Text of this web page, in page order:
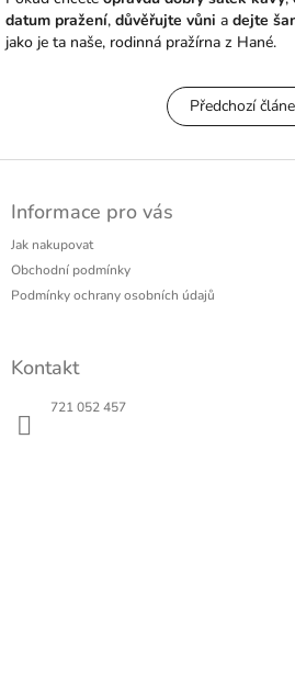
datum pražení, důvěřujte vůni a dejte
jako je ta naše, rodinná pražírna z Hané.
Předchozí
Informace pro vás
Jak nakupovat
Obchodní podmínky
Podmínky ochrany osobních údajů
Kontakt
721 052 457